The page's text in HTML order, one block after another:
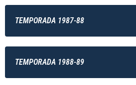
TEMPORADA 1987-88
TEMPORADA 1988-89